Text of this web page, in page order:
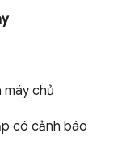
máy chủ
có cảnh báo